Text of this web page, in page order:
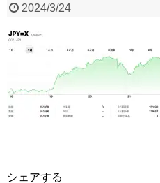
2024/3/24
シェアする